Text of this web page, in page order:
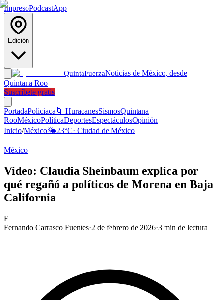
ImpresoPodcastApp
Edición
QuintaFuerzaNoticias de México, desde
Quintana Roo
Suscríbete gratis
PortadaPoliciaca 🌀 HuracanesSismosQuintana
RooMéxicoPolíticaDeportesEspectáculosOpinión
Inicio/México🌤️23°C· Ciudad de México
México
Video: Claudia Sheinbaum explica por
qué regañó a políticos de Morena en Baja
California
F
Fernando Carrasco Fuentes·2 de febrero de 2026·3 min de lectura